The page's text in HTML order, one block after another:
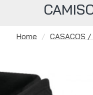
Home CASACOS /